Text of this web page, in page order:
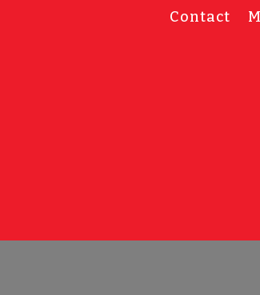
Contact